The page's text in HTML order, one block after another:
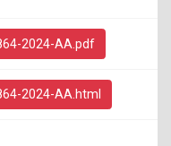
2024-AA.pdf
2024-AA.html